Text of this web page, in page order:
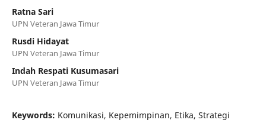
Ratna Sari
UPN Veteran Jawa Timur
Rusdi Hidayat
UPN Veteran Jawa Timur
Indah Respati Kusumasari
UPN Veteran Jawa Timur
Keywords: Komunikasi, Kepemimpinan, Etika, Strategi